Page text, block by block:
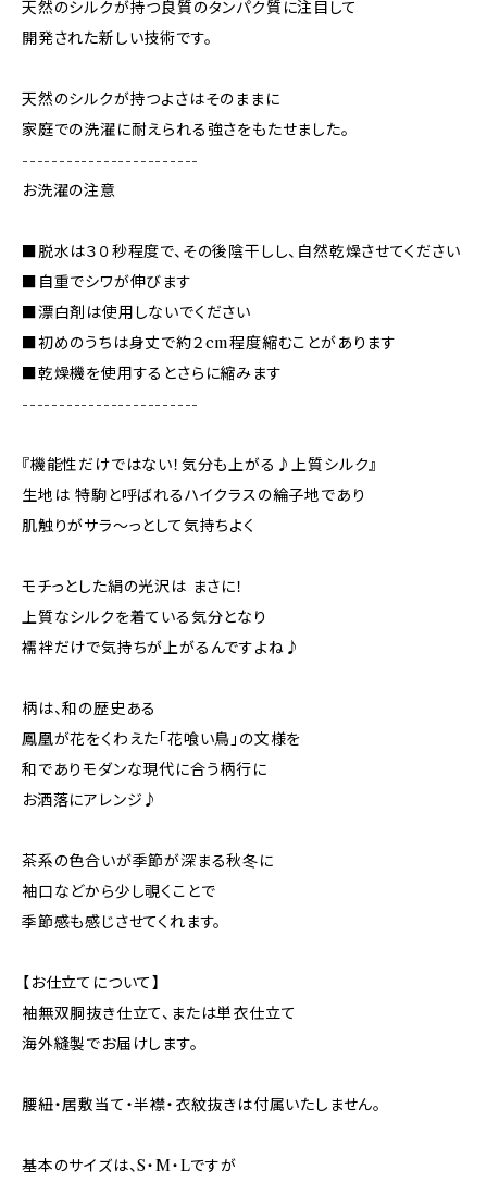
天然のシルクが持つ良質のタンパク質に注目して
開発された新しい技術です。
天然のシルクが持つよさはそのままに
家庭での洗濯に耐えられる強さをもたせました。
------------------------
お洗濯の注意
■脱水は３０秒程度で、その後陰干しし、自然乾燥させてください
■自重でシワが伸びます
■漂白剤は使用しないでください
■初めのうちは身丈で約２cm程度縮むことがあります
■乾燥機を使用するとさらに縮みます
------------------------
『機能性だけではない！気分も上がる♪上質シルク』
生地は 特駒と呼ばれるハイクラスの綸子地であり
肌触りがサラ～っとして気持ちよく
モチっとした絹の光沢は まさに！
上質なシルクを着ている気分となり
襦袢だけで気持ちが上がるんですよね♪
柄は、和の歴史ある
鳳凰が花をくわえた「花喰い鳥」の文様を
和でありモダンな現代に合う柄行に
お洒落にアレンジ♪
茶系の色合いが季節が深まる秋冬に
袖口などから少し覗くことで
季節感も感じさせてくれます。
【お仕立てについて】
袖無双胴抜き仕立て、または単衣仕立て
海外縫製でお届けします。
腰紐・居敷当て・半襟・衣紋抜きは付属いたしません。
基本のサイズは、S・M・Lですが